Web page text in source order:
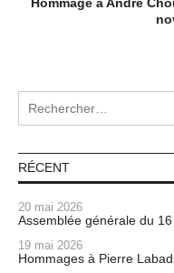
RÉCENT
20 mai 2026
Assemblée générale du
19 mai 2026
Hommages à Pierre